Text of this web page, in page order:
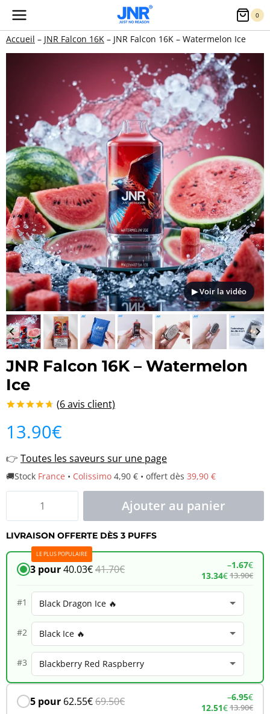
Aller
au
contenu
0
Accueil – JNR Falcon 16K – JNR Falcon 16K – Watermelon Ice
▶ Voir la vidéo
JNR Falcon 16K – Watermelon
Ice
sur 5 basé
sur
client
(6avis client)
13.90€
👉 Toutes les saveurs sur une page
🚚Stock France • Colissimo 4,90 € • offert dès 39,90 €
quantité
de
JNR
Falcon
16K
Watermelon
Ice
Ajouter au panier
LIVRAISON OFFERTE DÈS 3 PUFFS
LE PLUS POPULAIRE
3 pour40.03€41.70€ –1.67€
13.34€13.90€
#1
#2
#3
5 pour 62.55€69.50€ –6.95€
12.51€13.90€